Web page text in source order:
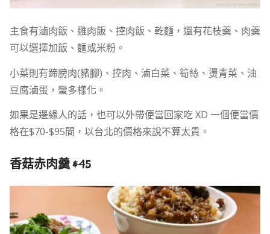
主食有滷肉飯、雞肉飯、控肉飯、乾麵，還有花枝羹、肉羹
可以選擇加飯、麵或米粉。
小菜則有蹄膀肉(豬腳)、控肉、滷白菜、筍絲、燙青菜、油
豆腐滷蛋，蠻多樣化。
如果是邊緣人的話，也可以外帶便當回家吃 XD 一個便當價
格在$70-$95間，以台北的價格來說不算太貴。
香菇赤肉羹 $45